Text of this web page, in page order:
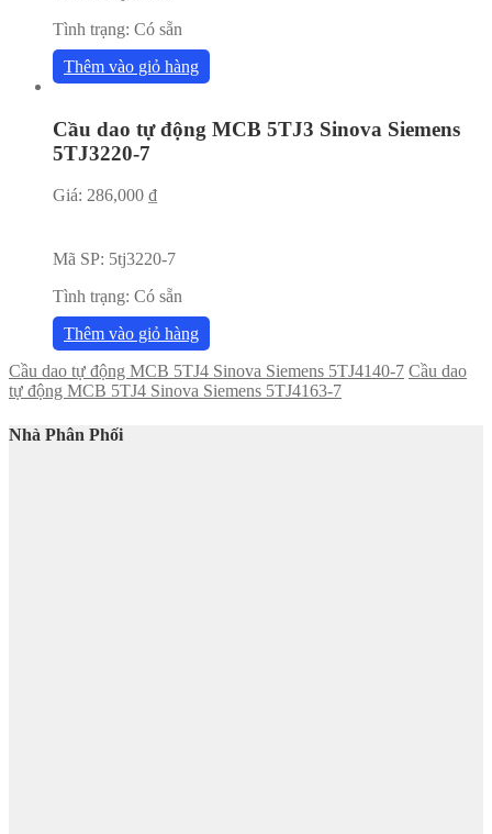
Tình trạng: Có sẵn
Thêm vào giỏ hàng
Cầu dao tự động MCB 5TJ3 Sinova Siemens
5TJ3220-7
Giá: 286,000 ₫
Mã SP: 5tj3220-7
Tình trạng: Có sẵn
Thêm vào giỏ hàng
Cầu dao tự động MCB 5TJ4 Sinova Siemens 5TJ4140-7 Cầu dao
tự động MCB 5TJ4 Sinova Siemens 5TJ4163-7
Nhà Phân Phối